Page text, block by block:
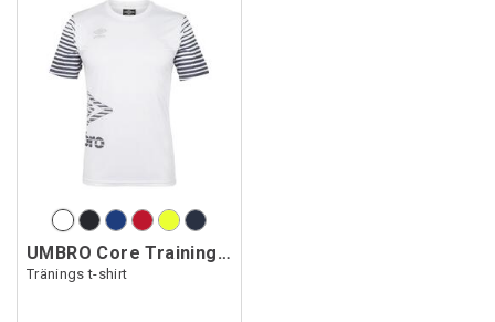
UMBRO Core Training Tee Jr
Tränings t-shirt